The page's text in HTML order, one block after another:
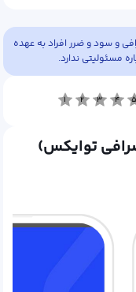
و سود و ضرر افراد به عهده
مسئولیتی ندارد.
۱ ۲ ۳ ۴ ۵